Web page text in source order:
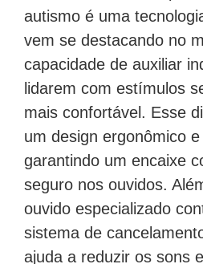
autismo é uma
vem se destacando no
capacidade de auxiliar
lidarem com estímulos
mais confortável. Esse
um design ergonômico e
garantindo um encaixe
seguro nos ouvidos.
ouvido especializado
sistema de
ajuda a reduzir os sons